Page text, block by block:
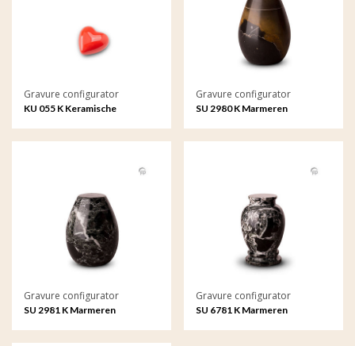
Gravure configurator
KU 055 K Keramische
Gravure configurator
SU 2980 K Marmeren
Gravure configurator
SU 2981 K Marmeren
Gravure configurator
SU 6781 K Marmeren